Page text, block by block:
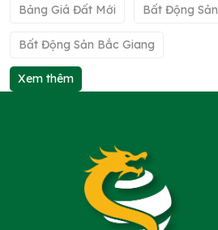
Bảng Giá Đất Mới Bất Động Sản
Bất Động Sản Bắc Giang
Xem thêm